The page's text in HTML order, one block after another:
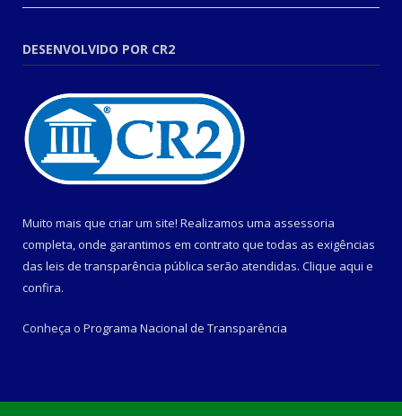
DESENVOLVIDO POR CR2
Muito mais que criar um site! Realizamos uma assessoria
completa, onde garantimos em contrato que todas as exigências
das leis de transparência pública serão atendidas. Clique aqui e
confira.
Conheça o Programa Nacional de Transparência